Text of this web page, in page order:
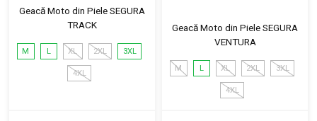
Geacă Moto din Piele SEGURA
TRACK
M L XL 2XL 3XL
4XL
Geacă Moto din Piele SEGURA
VENTURA
M L XL 2XL 3XL
4XL